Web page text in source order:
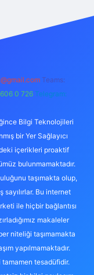
Teams:
0 726 Telegram:
Bilgi Teknolojileri
bir Yer Sağlayıcı
içerikleri proaktif
bulunmamaktadır.
taşımakta olup,
Bu internet
ile hiçbir bağlantısı
makaleler
niteliği taşımamakta
yapılmamaktadır.
tesadüfidir.